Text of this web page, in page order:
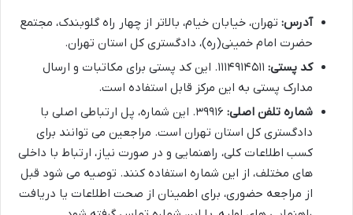
آدرس: تهران، خیابان خیام، بالاتر از چهار راه گلوبندک، مجتمع
حضرت امام خمینی(ره)، دادگستری کل استان تهران.
کد پستی:
۱۱۱۴۹۱۴۵۱۱. این کد پستی برای مکاتبات و ارسال
مدارک پستی به این مرکز قابل استفاده است.
شماره تلفن اصلی:
۳۹۹۱۶. این شماره، پل ارتباطی اصلی با
دادگستری کل استان تهران است. مراجعین می توانند برای
کسب اطلاعات کلی، راهنمایی و در صورت نیاز، ارتباط با داخلی
های مختلف، از این شماره استفاده کنند. توصیه می شود قبل
از مراجعه حضوری، برای اطمینان از صحت اطلاعات یا دریافت